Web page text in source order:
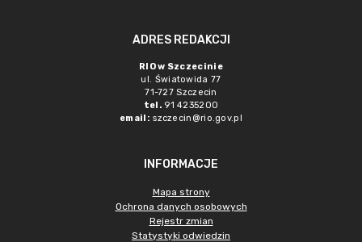
ADRES REDAKCJI
RIO w Szczecinie
ul. Światowida 77
71-727 Szczecin
tel. 91 4235200
email: szczecin@rio.gov.pl
INFORMACJE
Mapa strony
Ochrona danych osobowych
Rejestr zmian
Statystyki odwiedzin